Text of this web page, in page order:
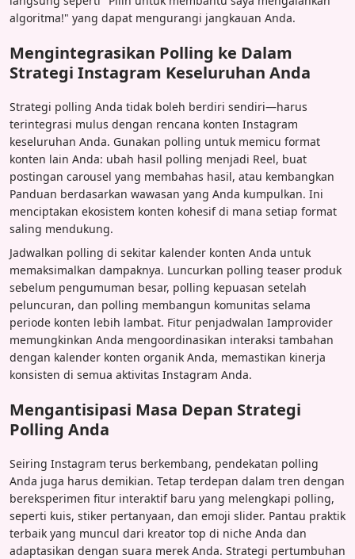
algoritma!" yang dapat mengurangi jangkauan Anda.
Mengintegrasikan Polling ke Dalam
Strategi Instagram Keseluruhan Anda
Strategi polling Anda tidak boleh berdiri sendiri—harus
terintegrasi mulus dengan rencana konten Instagram
keseluruhan Anda. Gunakan polling untuk memicu format
konten lain Anda: ubah hasil polling menjadi Reel, buat
postingan carousel yang membahas hasil, atau kembangkan
Panduan berdasarkan wawasan yang Anda kumpulkan. Ini
menciptakan ekosistem konten kohesif di mana setiap format
saling mendukung.
Jadwalkan polling di sekitar kalender konten Anda untuk
memaksimalkan dampaknya. Luncurkan polling teaser produk
sebelum pengumuman besar, polling kepuasan setelah
peluncuran, dan polling membangun komunitas selama
periode konten lebih lambat. Fitur penjadwalan Iamprovider
memungkinkan Anda mengoordinasikan interaksi tambahan
dengan kalender konten organik Anda, memastikan kinerja
konsisten di semua aktivitas Instagram Anda.
Mengantisipasi Masa Depan Strategi
Polling Anda
Seiring Instagram terus berkembang, pendekatan polling
Anda juga harus demikian. Tetap terdepan dalam tren dengan
bereksperimen fitur interaktif baru yang melengkapi polling,
seperti kuis, stiker pertanyaan, dan emoji slider. Pantau praktik
terbaik yang muncul dari kreator top di niche Anda dan
adaptasikan dengan suara merek Anda. Strategi pertumbuhan